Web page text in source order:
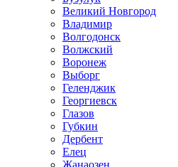
Великий Новгород
Владимир
Волгодонск
Волжский
Воронеж
Выборг
Геленджик
Георгиевск
Глазов
Губкин
Дербент
Елец
Жанаозен